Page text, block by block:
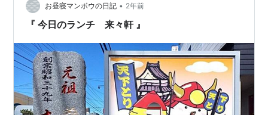
お昼寝マンボウの日記 • 2年前
『 今日のランチ 来々軒 』